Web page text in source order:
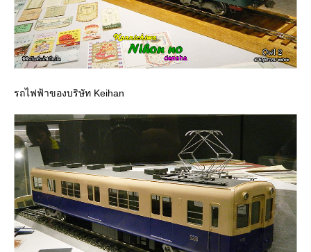
รถไฟฟ้าของบริษัท Keihan